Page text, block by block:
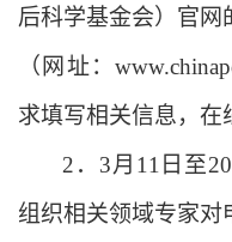
后科学基金会）官网
（网址：
求填写相关信息，在
2．3月 11 日至20
组织相关领域专家对